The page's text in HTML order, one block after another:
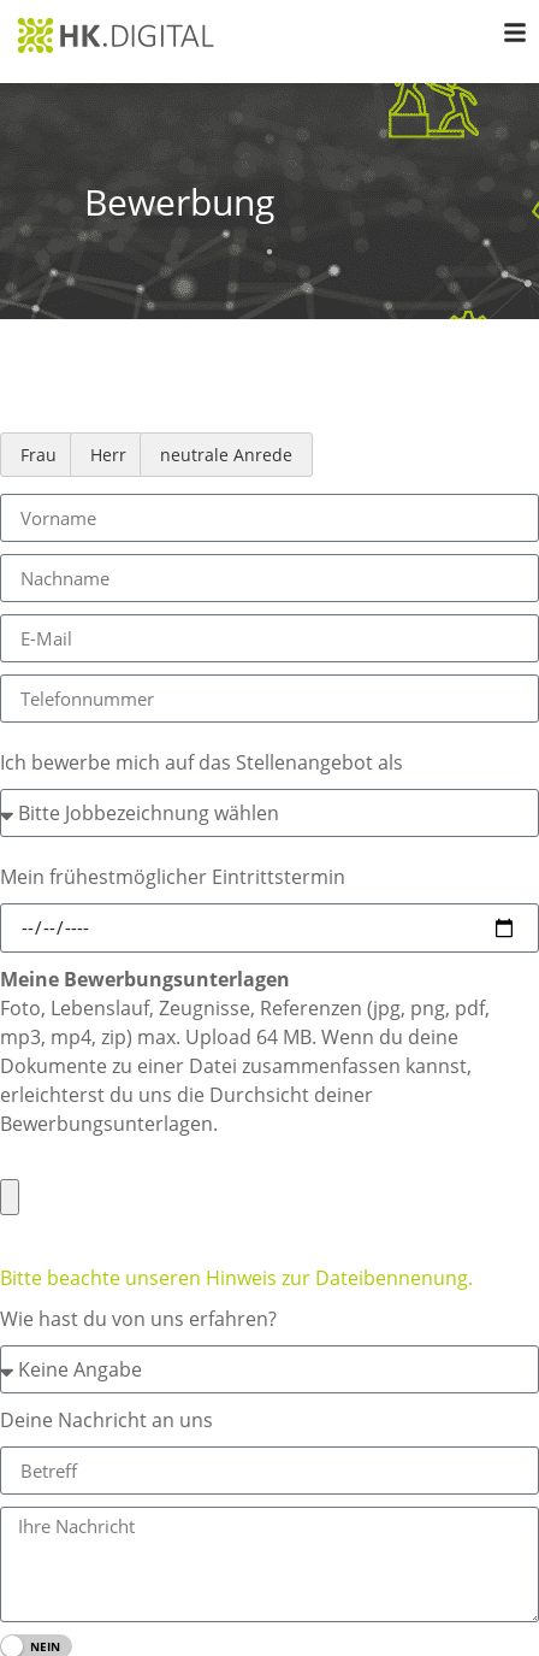
Bewerbung
Frau Herr neutrale Anrede
Ich bewerbe mich auf das Stellenangebot als
Mein frühestmöglicher Eintrittstermin
Meine Bewerbungsunterlagen
Foto, Lebenslauf, Zeugnisse, Referenzen (jpg, png, pdf,
mp3, mp4, zip) max. Upload 64 MB. Wenn du deine
Dokumente zu einer Datei zusammenfassen kannst,
erleichterst du uns die Durchsicht deiner
Bewerbungsunterlagen.
Bitte beachte unseren Hinweis zur Dateibennenung.
Wie hast du von uns erfahren?
Deine Nachricht an uns
JA NEIN